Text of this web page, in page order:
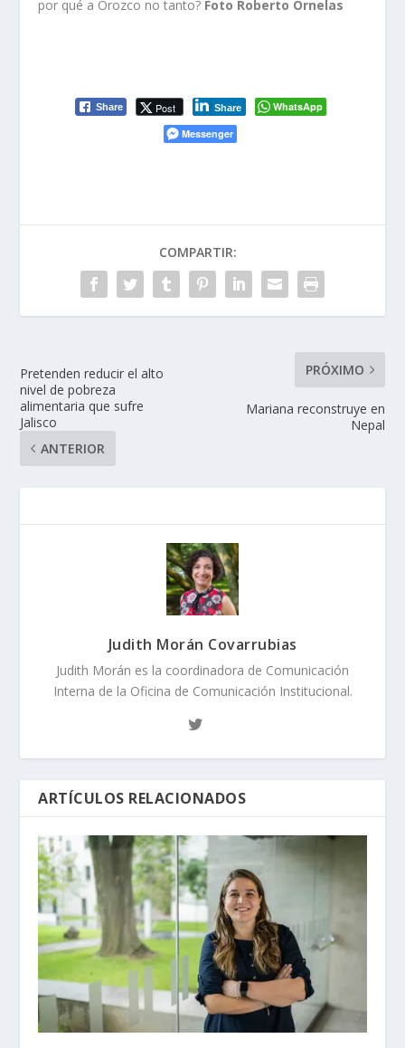
por qué a Orozco no tanto? Foto Roberto Ornelas
Share Post Share
WhatsApp
Messenger
COMPARTIR:
Pretenden reducir el alto
nivel de pobreza
alimentaria que sufre
Jalisco
ANTERIOR
PRÓXIMO
Mariana reconstruye en
Nepal
Judith Morán Covarrubias
Judith Morán es la coordinadora de Comunicación
Interna de la Oficina de Comunicación Institucional.
ARTÍCULOS RELACIONADOS